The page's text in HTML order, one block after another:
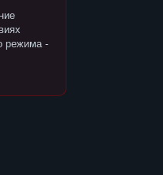
режима -